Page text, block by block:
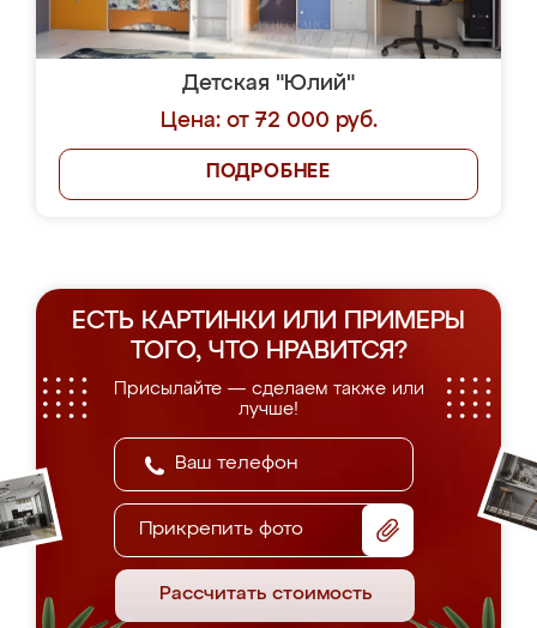
Детская "Юлий"
Цена: от 72 000 руб.
ПОДРОБНЕЕ
ЕСТЬ КАРТИНКИ ИЛИ ПРИМЕРЫ
ТОГО, ЧТО НРАВИТСЯ?
Присылайте — сделаем также или
лучше!
Прикрепить фото
Рассчитать стоимость